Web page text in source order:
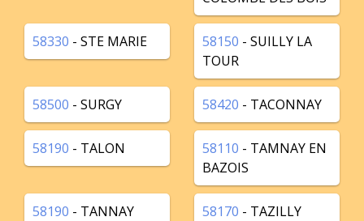
58330 - STE MARIE 58150 - SUILLY LA
TOUR
58500 - SURGY 58420 - TACONNAY
58190 - TALON 58110 - TAMNAY EN
BAZOIS
58190 - TANNAY 58170 - TAZILLY